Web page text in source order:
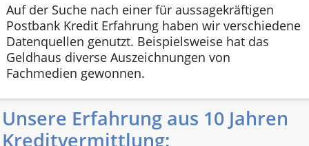
Auf der Suche nach einer für aussagekräftigen
Postbank Kredit Erfahrung haben wir verschiedene
Datenquellen genutzt. Beispielsweise hat das
Geldhaus diverse Auszeichnungen von
Fachmedien gewonnen.
Unsere Erfahrung aus 10 Jahren
Kreditvermittlung: